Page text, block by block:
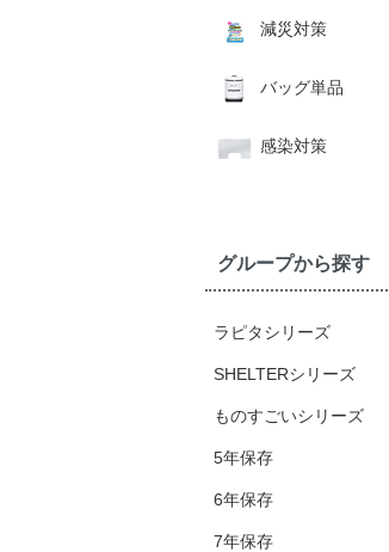
減災対策
バッグ単品
感染対策
グループから探す
ラピタシリーズ
SHELTERシリーズ
ものすごいシリーズ
5年保存
6年保存
7年保存